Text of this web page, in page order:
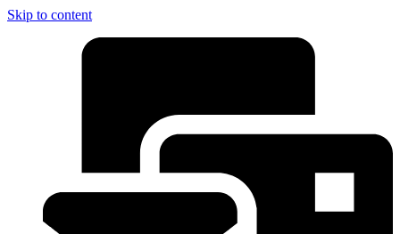
Skip to content